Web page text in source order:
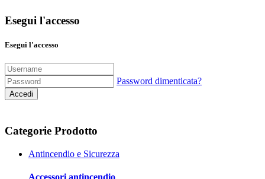
Esegui l'accesso
Esegui l'accesso
Password dimenticata?
Accedi
Categorie Prodotto
Antincendio e Sicurezza
Accessori antincendio